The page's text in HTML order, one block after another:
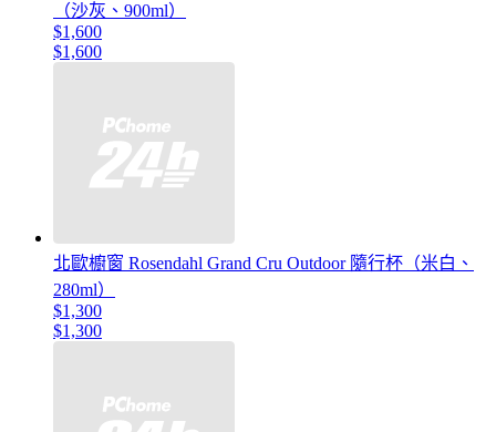
（沙灰、900ml）
$1,600
$1,600
北歐櫥窗 Rosendahl Grand Cru Outdoor 隨行杯（米白、
280ml）
$1,300
$1,300